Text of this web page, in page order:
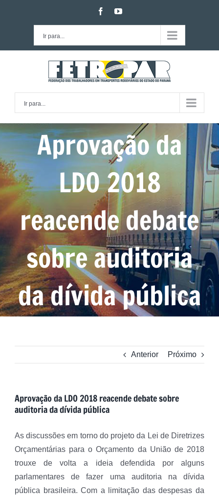
facebookyoutube
Ir para...
Ir para...
Aprovação da
LDO 2018
reacende debate
sobre auditoria
da dívida pública
Anterior Próximo
Aprovação da LDO 2018 reacende debate sobre
auditoria da dívida pública
As discussões em torno do projeto da Lei de Diretrizes
Orçamentárias para o Orçamento da União de 2018
trouxe de volta a ideia defendida por alguns
parlamentares de fazer uma auditoria na dívida
pública brasileira. Com a limitação das despesas da